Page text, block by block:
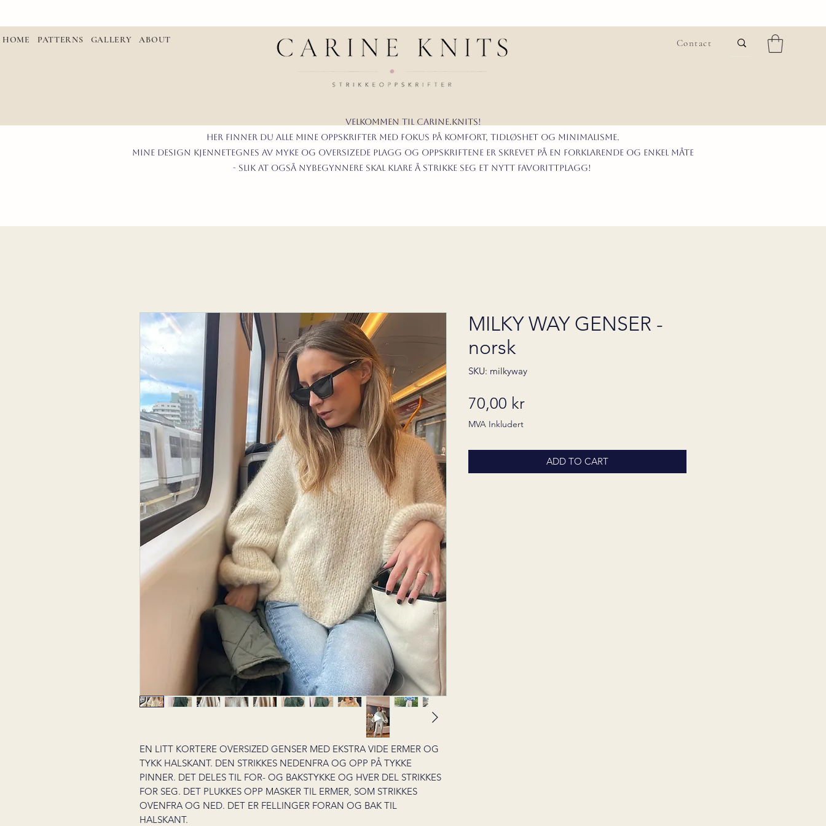
HOME PATTERNS GALLERY ABOUT Contact
Velkommen til carine.knits!
Her finner du alle mine oppskrifter MED FOKUS PÅ KOMFORT, TIDLØShet OG MINIMALISme.
mine design kjennetegnes av myke og oversizede plagg og oppskriftene er skrevet på en forklarende og enkel måte
- slik at også nybegynnere skal klare å strikke seg et nytt favorittplagg!
EN LITT KORTERE OVERSIZED GENSER MED EKSTRA VIDE ERMER OG
TYKK HALSKANT. DEN STRIKKES NEDENFRA OG OPP PÅ TYKKE
PINNER. DET DELES TIL FOR- OG BAKSTYKKE OG HVER DEL STRIKKES
FOR SEG. DET PLUKKES OPP MASKER TIL ERMER, SOM STRIKKES
OVENFRA OG NED. DET ER FELLINGER FORAN OG BAK TIL
HALSKANT.
MILKY WAY GENSER -
norsk
SKU: milkyway
70,00 krPris
MVA Inkludert
ADD TO CART